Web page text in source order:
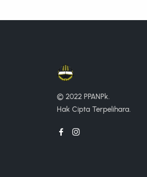
© 2022 PPANPk.
Hak Cipta Terpelihara.